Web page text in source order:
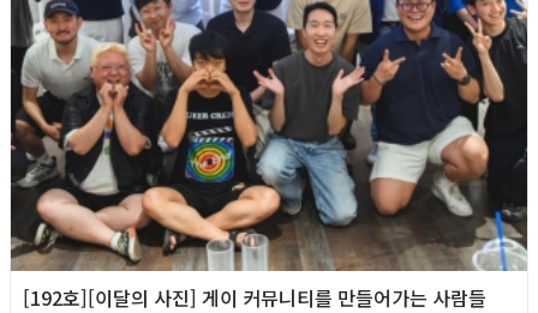
[192호][이달의 사진] 게이 커뮤니티를 만들어가는 사람들